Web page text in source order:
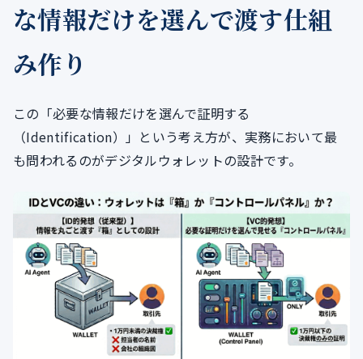
な情報だけを選んで渡す仕組
み作り
この「必要な情報だけを選んで証明する
（Identification）」という考え方が、実務において最
も問われるのがデジタルウォレットの設計です。